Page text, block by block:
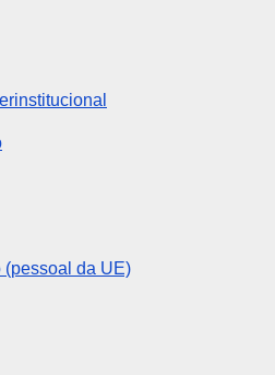
da UE)